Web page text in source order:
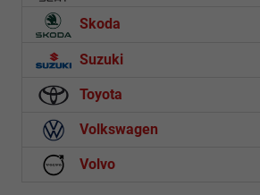
Skoda
Suzuki
Toyota
Volkswagen
Volvo